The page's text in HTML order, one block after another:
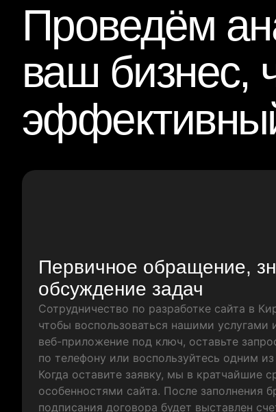
Проведём
ваш бизнес,
Первичное обращение,
обсуждение задач
Сотрудничество по разработке сайта в
чтобы воспользоваться нашими услугами
веб-приложение под ключ, оставьте
по телефону или воспользуйтесь одним
Когда оставите заявку, мы в кратчайшие
особенностями сайта. После заполнения
подписания договора будет выставлен